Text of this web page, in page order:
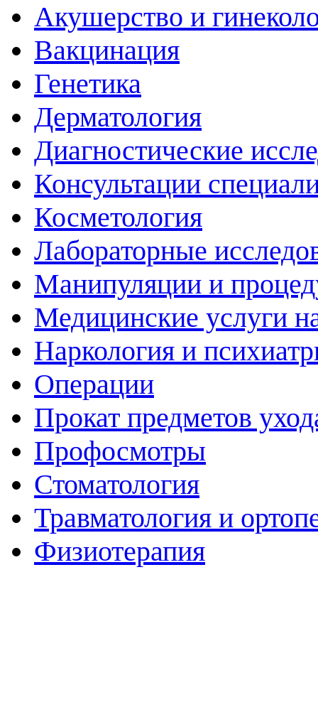
Акушерство и
Вакцинация
Генетика
Дерматология
Диагностические
Консультации
Косметология
Лабораторные
Манипуляции и
Медицинские услуги
Наркология и
Операции
Прокат предметов
Профосмотры
Стоматология
Травматология и
Физиотерапия